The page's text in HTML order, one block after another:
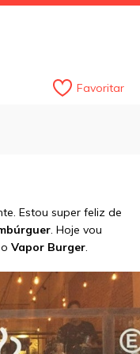
Favoritar
Estou super feliz de
. Hoje vou
Vapor Burger.